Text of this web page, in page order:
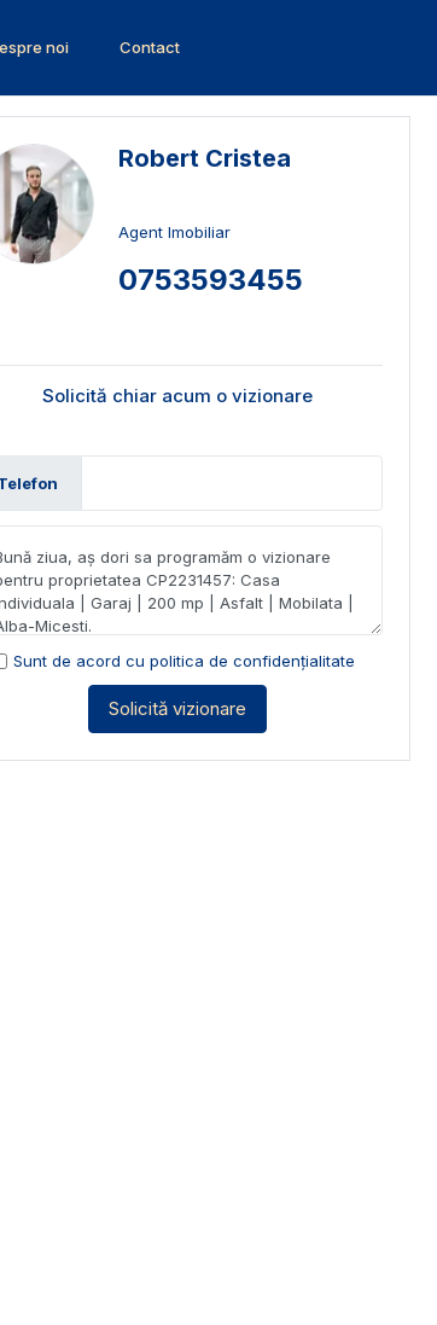
noi Contact
Robert Cristea
Agent Imobiliar
0753593455
Solicită chiar acum o vizionare
Sunt de acord cu politica de confidențialitate
Solicită vizionare